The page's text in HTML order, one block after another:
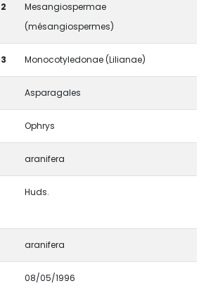
Mesangiospermae
(mésangiospermes)
Monocotyledonae (Lilianae)
Asparagales
Ophrys
aranifera
Huds.
aranifera
08/05/1996